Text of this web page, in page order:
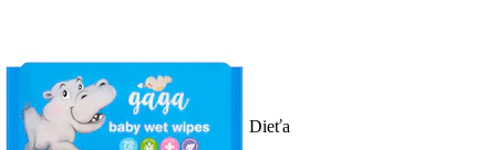
Dieťa